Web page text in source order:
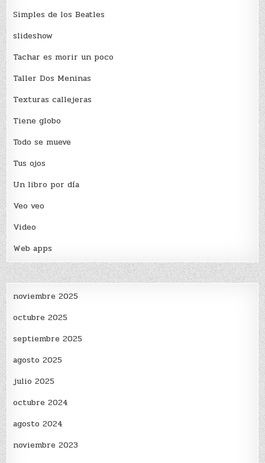
Simples de los Beatles
slideshow
Tachar es morir un poco
Taller Dos Meninas
Texturas callejeras
Tiene globo
Todo se mueve
Tus ojos
Un libro por día
Veo veo
Video
Web apps
noviembre 2025
octubre 2025
septiembre 2025
agosto 2025
julio 2025
octubre 2024
agosto 2024
noviembre 2023